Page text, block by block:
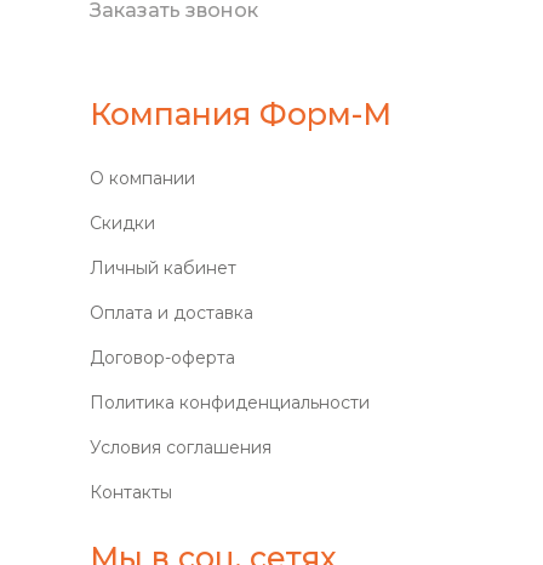
Заказать звонок
Компания Форм-М
О компании
Скидки
Личный кабинет
Оплата и доставка
Договор-оферта
Политика конфиденциальности
Условия соглашения
Контакты
Мы в соц. сетях